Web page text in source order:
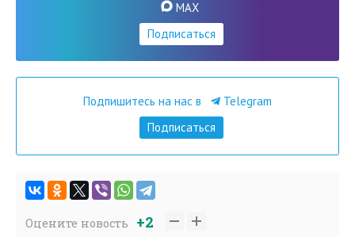
MAX
Подписаться
Подпишитесь на нас в
Telegram
Подписаться
Оцените новость +2